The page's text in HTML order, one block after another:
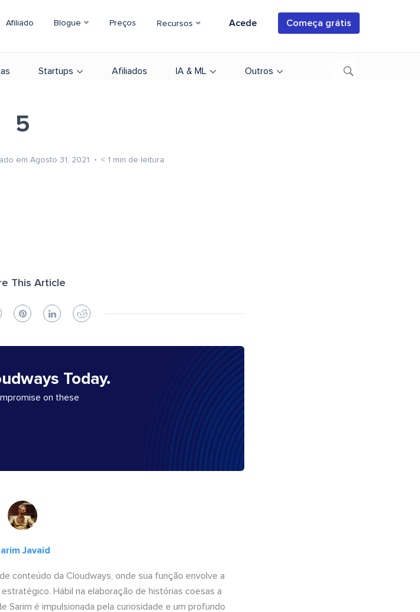
Afiliado Blogue Preços Recursos Acede Começa grátis
Startups Afiliados IA & ML Outros
5
em Agosto 31, 2021 < 1 min de leitura
This Article
Today.
on these
Javaid
conteúdo da Cloudways, onde sua função envolve a
Hábil na elaboração de histórias coesas a
Sarim é impulsionada pela curiosidade e um profundo